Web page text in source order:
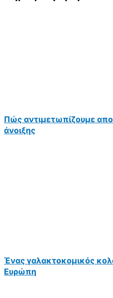
Πώς αντιμετωπίζουμε
άνοιξης
Ένας γαλακτοκομικός
Ευρώπη